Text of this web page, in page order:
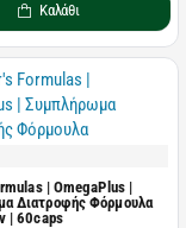
Καλάθι
| OmegaPlus |
Διατροφής Φόρμουλα
| 60caps